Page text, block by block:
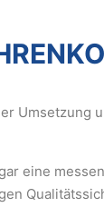
Umsetzung
eine